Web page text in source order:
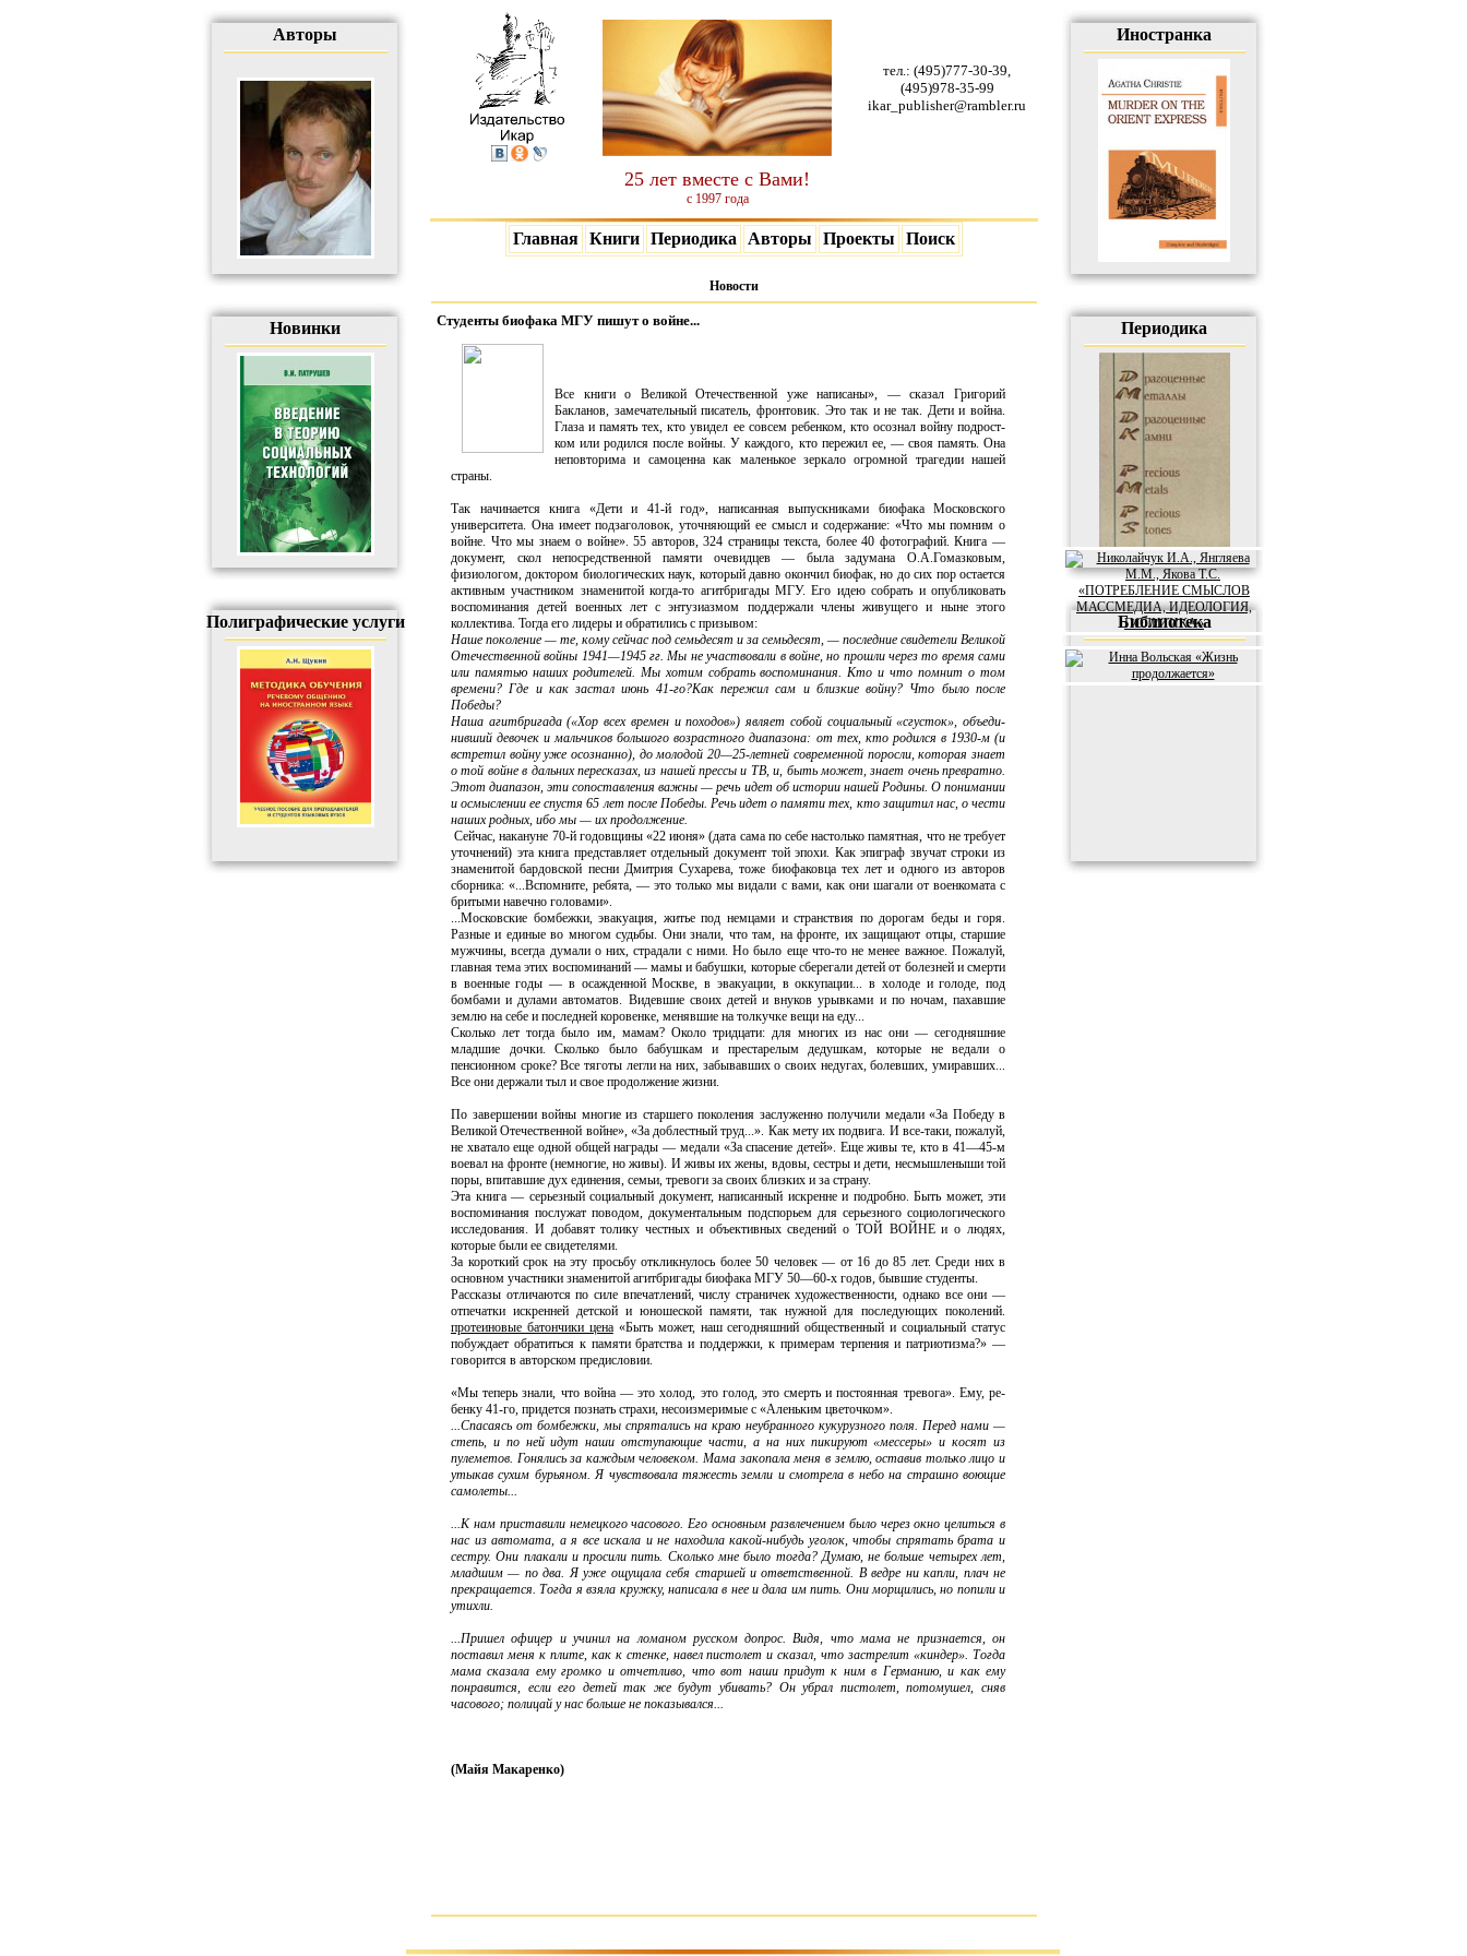
Авторы
Новинки
Полиграфические услуги
тел.: (495)777-30-39,
(495)978-35-99
ikar_publisher@rambler.ru
Иностранка
Периодика
Библиотека
25 лет вместе с Вами!
с 1997 года
Главная Книги Периодика Авторы Проекты Поиск
Новости
Студенты биофака МГУ пишут о войне...
Все книги о Великой Оте­чественной уже написа­ны», — сказал Григорий
Бакланов, замечательный писа­тель, фронтовик. Это так и нетак. Дети и война.
Глаза и память тех, кто увидел ее совсем ребен­ком, кто осознал войну подрост­
ком или родился после войны. У каждого, кто пережил ее, — своя память. Она
неповторима и самоценна как маленькое зер­кало огромной трагедии нашей
страны.
Так начинается книга «Дети и 41-й год», написанная выпуск­никами биофака Московского
университета. Она имеет подза­головок, уточняющий ее смысл и содержание: «Что мы помним о
войне. Что мы знаем о войне». 55 авторов, 324 страницы тек­ста, более 40 фотографий. Кни­га —
документ, скол непосред­ственной памяти очевидцев — была задумана О.А.Гомазковым,
физиологом, доктором биоло­гических наук, который давно окончил биофак, но до сих пор остается
активным участником знаменитой когда-то агитбри­гады МГУ. Его идею собрать и опубликовать
воспоминания де­тей военных лет с энтузиазмом поддержали члены живущего и ныне этого
коллектива. Тогда его лидеры и обратились с при­зывом:
Наше поколение — те, кому сейчас под семьдесят и за семь­десят, — последние свидетели Великой
Отечественной войны 1941—1945 гг. Мы не участвова­ли в войне, но прошли через то время сами
или памятью наших родителей. Мы хотим собрать воспоминания. Кто и что пом­нит о том
времени? Где и как застал июнь 41-го?Как пережил сам и близкие войну? Что было после
Победы?
Наша агитбригада («Хор всех времен и походов») являет собой социальный «сгусток», объеди­
нивший девочек и мальчиков большого возрастного диапазо­на: от тех, кто родился в 1930-м (и
встретил войну уже осознан­но), до молодой 20—25-летней современной поросли, которая знает
о той войне в дальних пересказах, из нашей прессы и ТВ, и, быть может, знает очень превратно.
Этот диапазон, эти сопоставления важны — речь идет об истории нашей Роди­ны. О понимании
и осмыслении ее спустя 65 лет после Победы. Речь идет о памяти тех, кто защитил нас, о чести
наших род­ных, ибо мы — их продолжение.
Сейчас, накануне 70-й годов­щины «22 июня» (дата сама по себе настолько памятная, что не требует
уточнений) эта книга представляет отдельный доку­мент той эпохи. Как эпиграф звучат строки из
знаменитойбардовской песни Дмитрия Сухарева, тоже биофаковца тех лет и одного из авторов
сборни­ка: «...Вспомните, ребята, — это только мы видали с вами, как они шагали от военкомата с
бри­тыми навечно головами».
...Московские бомбежки, эва­куация, житье под немцами и странствия по дорогам беды и го­ря.
Разные и единые во многом судьбы. Они знали, что там, на фронте, их защищают отцы, старшие
мужчины, всегда дума­ли о них, страдали с ними. Но было еще что-то не менее важ­ное. Пожалуй,
главная тема этих воспоминаний — мамы и бабуш­ки, которые сберегали детей от болезней и смерти
в военныегоды — в осажденной Москве, в эвакуации, в оккупации... в хо­лоде и голоде, под
бомбами и дулами автоматов. Видевшие своих детей и внуков урывка­ми и по ночам, пахавшие
землю на себе и последней коровенке, менявшие на толкучке вещи на еду...
Сколько лет тогда было им, мамам? Около тридцати: для многих из нас они — сегодняш­ние
младшие дочки. Сколько было бабушкам и престарелым дедушкам, которые не ведали о
пенсионном сроке? Все тяго­ты легли на них, забывавших о своих недугах, болевших, уми­равших...
Все они держали тыл и свое продолжение жизни.
По завершении войны многие из старшего поколения заслу­женно получили медали «За По­беду в
Великой Отечественной войне», «За доблестный труд...». Как мету их подвига. И все-таки, пожалуй,
не хватало еще одной общей награды — медали «За спасение детей». Еще живы те, кто в 41—45-м
воевал на фрон­те (немногие, но живы). И живы их жены, вдовы, сестры и дети, несмышленыши той
поры, впи­тавшие дух единения, семьи, тревоги за своих близких и за страну.
Эта книга — серьезный соци­альный документ, написанный искренне и подробно. Быть мо­жет, эти
воспоминания послу­жат поводом, документальным подспорьем для серьезного со­циологического
исследования. И добавят толику честных и объективных сведений о ТОЙ ВОЙНЕ и о людях,
которые были ее свидетелями.
За короткий срок на эту прось­бу откликнулось более 50 чело­век — от 16 до 85 лет. Среди них в
основном участники знамени­той агитбригады биофака МГУ 50—60-х годов, бывшие студен­ты.
Рассказы отличаются по силе впечатлений, числу страничек художественности, однако все они —
отпечатки искренней детской и юношеской памяти, так нужной для последующих поколений.
протеиновые батончики цена«Быть может, наш сегодняшний общественный исоциальный статус
побуждает обратиться к памяти братства и поддержки, к примерам терпе­ния и патриотизма?» —
говорит­ся в авторском предисловии.
«Мы теперь знали, что война — это холод, это голод, это смерть и постоянная тревога». Ему, ре­
бенку 41-го, придется познать страхи, несоизмеримые с «Але­ньким цветочком».
...Спасаясь от бомбежки, мы спрятались на краю неубран­ного кукурузного поля. Перед на­ми —
степь, и по ней идут наши отступающие части, а на них пикируют «мессеры» и косят из
пулеметов. Гонялись за каж­дым человеком. Мама закопала меня в землю, оставив только лицо и
утыкав сухим бурьяном. Я чувствовала тяжесть земли и смотрела в небо на страшно воющие
самолеты...
...К нам приставили немецкого часового. Его основным развле­чением было через окно целить­ся в
нас из автомата, а я все искала и не находила какой-нибудь уголок, чтобы спрятать брата и
сестру. Они плакали и просили пить. Сколько мне было тогда? Думаю, не больше четырех лет,
младшим — по два. Я уже ощущала себя стар­шей и ответственной. В ведре ни капли, плач не
прекращает­ся. Тогда я взяла кружку, напи­сала в нее и дала им пить. Они морщились, но попили и
утихли.
...Пришел офицер и учинил наломаном русском допрос. Видя, что мама не признается, он
поставил меня к плите, как к стенке, навел пистолет и ска­зал, что застрелит «киндер». Тогда
мама сказала ему гром­ко и отчетливо, что вот наши придут к ним в Германию, и как ему
понравится, если его детей так же будут убивать? Он уб­рал пистолет, потомушел, сняв
часового; полицай у нас больше не показывался...
(Майя Макаренко)